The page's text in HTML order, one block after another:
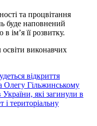
та процвітання
буде наповнений
ім’я її розвитку.
виконавчих
відкриття
Олегу Гільжинському
які загинули в
і територіальну